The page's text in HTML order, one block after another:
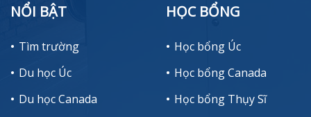
NỔI BẬT
Tìm trường
Du học Úc
Du học Canada
HỌC BỔNG
Học bổng Úc
Học bổng Canada
Học bổng Thụy Sĩ